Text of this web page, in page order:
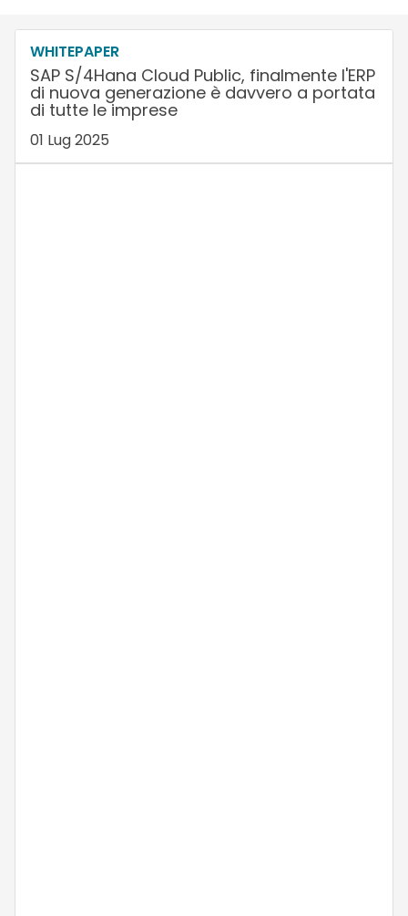
WHITEPAPER
SAP S/4Hana Cloud Public, finalmente l'ERP
di nuova generazione è davvero a portata
di tutte le imprese
01 Lug 2025